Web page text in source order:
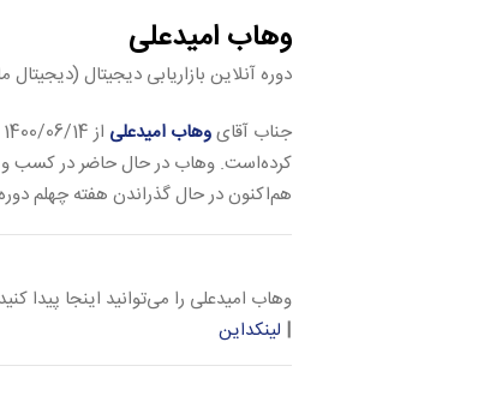
وهاب امیدعلی
دوره آنلاین بازاریابی دیجیتال (دیجیتال
جناب آقایوهاب امیدعلی از 1400/06/14 در دورۀ آنلاین
کرده‌است. وهاب در حال حاضر در کسب و
هم‌اکنون در حال گذراندن هفته چهلم
وهاب امیدعلی را می‌توانید اینجا پیدا
| لینکداین